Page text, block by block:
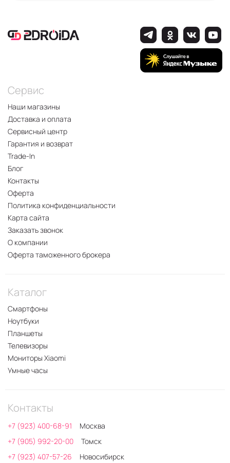
Сервис
Наши магазины
Доставка и оплата
Сервисный центр
Гарантия и возврат
Trade-In
Блог
Контакты
Оферта
Политика конфиденциальности
Карта сайта
Заказать звонок
О компании
Оферта таможенного брокера
Каталог
Смартфоны
Ноутбуки
Планшеты
Телевизоры
Мониторы Xiaomi
Умные часы
Контакты
+7 (923) 400-68-91
Москва
+7 (905) 992-20-00
Томск
+7 (923) 407-57-26
Новосибирск